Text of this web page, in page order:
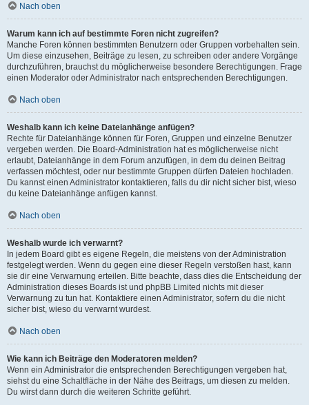
Nach oben
Warum kann ich auf bestimmte Foren nicht zugreifen?
Manche Foren können bestimmten Benutzern oder Gruppen vorbehalten sein.
Um diese einzusehen, Beiträge zu lesen, zu schreiben oder andere Vorgänge
durchzuführen, brauchst du möglicherweise besondere Berechtigungen. Frage
einen Moderator oder Administrator nach entsprechenden Berechtigungen.
Nach oben
Weshalb kann ich keine Dateianhänge anfügen?
Rechte für Dateianhänge können für Foren, Gruppen und einzelne Benutzer
vergeben werden. Die Board-Administration hat es möglicherweise nicht
erlaubt, Dateianhänge in dem Forum anzufügen, in dem du deinen Beitrag
verfassen möchtest, oder nur bestimmte Gruppen dürfen Dateien hochladen.
Du kannst einen Administrator kontaktieren, falls du dir nicht sicher bist, wieso
du keine Dateianhänge anfügen kannst.
Nach oben
Weshalb wurde ich verwarnt?
In jedem Board gibt es eigene Regeln, die meistens von der Administration
festgelegt werden. Wenn du gegen eine dieser Regeln verstoßen hast, kann
sie dir eine Verwarnung erteilen. Bitte beachte, dass dies die Entscheidung der
Administration dieses Boards ist und phpBB Limited nichts mit dieser
Verwarnung zu tun hat. Kontaktiere einen Administrator, sofern du die nicht
sicher bist, wieso du verwarnt wurdest.
Nach oben
Wie kann ich Beiträge den Moderatoren melden?
Wenn ein Administrator die entsprechenden Berechtigungen vergeben hat,
siehst du eine Schaltfläche in der Nähe des Beitrags, um diesen zu melden.
Du wirst dann durch die weiteren Schritte geführt.